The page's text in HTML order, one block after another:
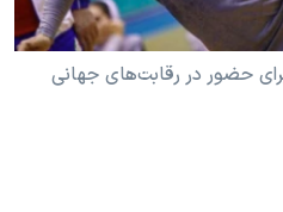
حضور در رقابت‌های جهانی